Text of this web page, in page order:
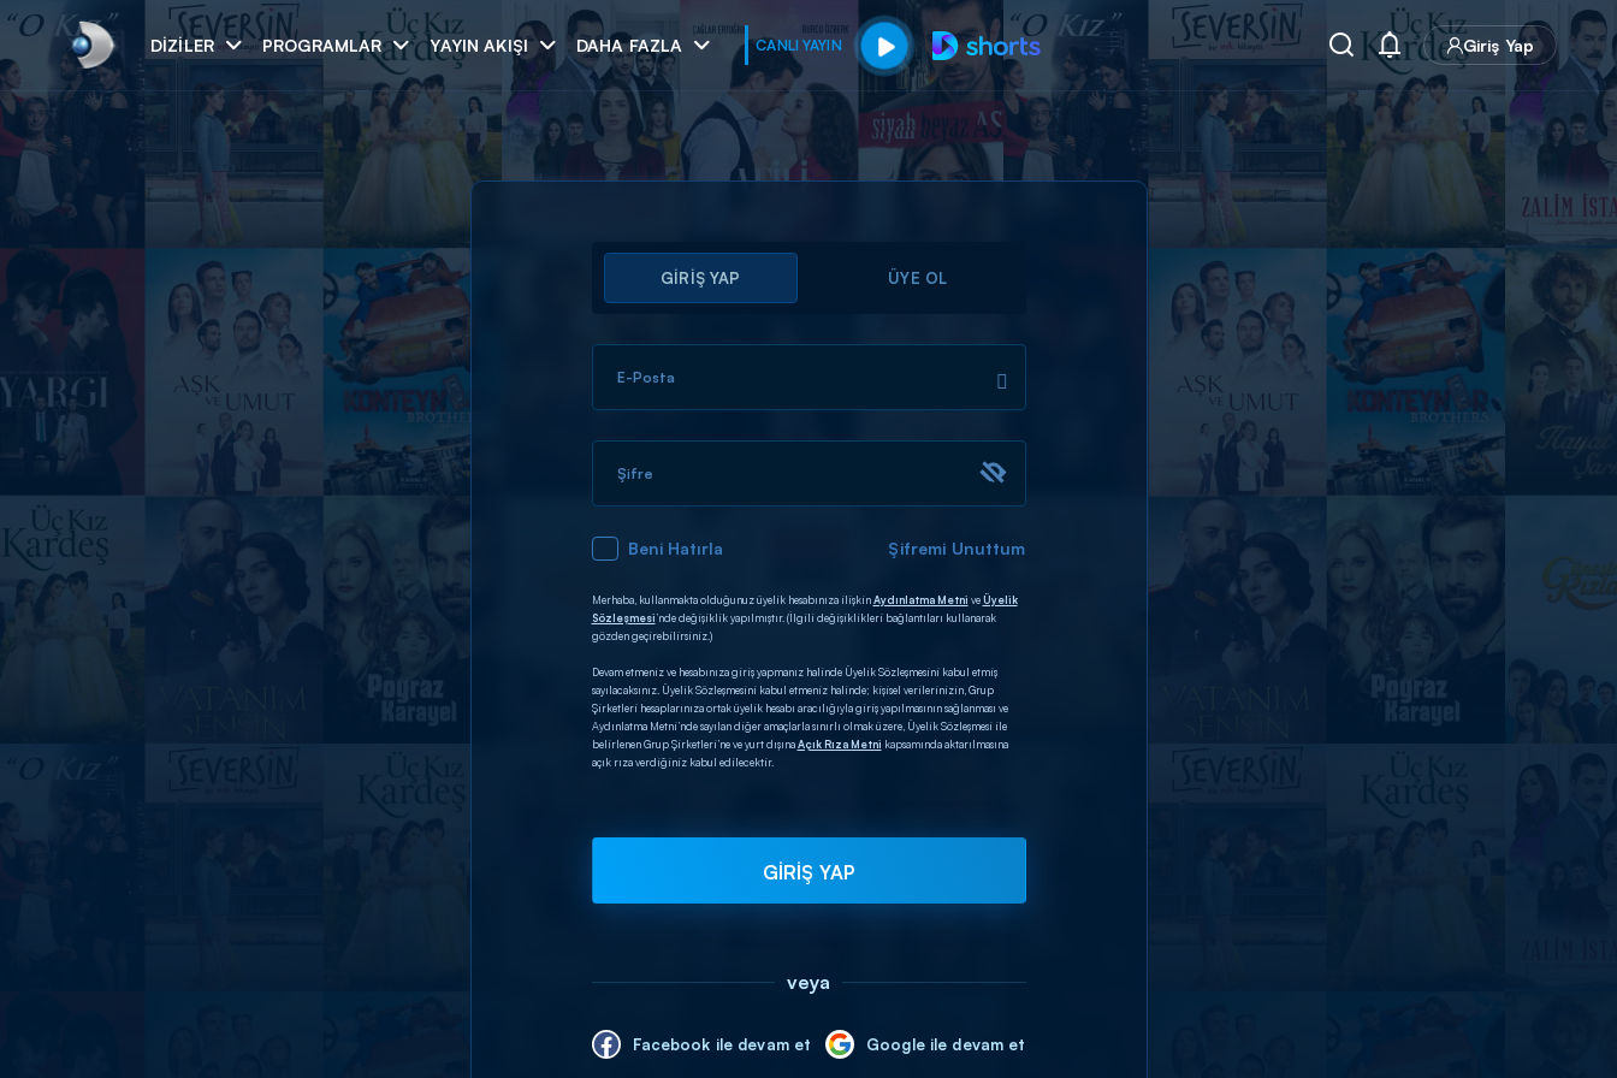
DIZILER PROGRAMLAR YAYIN AKIŞI DAHA FAZLA CANLI YAYIN Giriş Yap
Arama
ARAMA SONUÇLARI
GİRİŞ YAP ÜYE OL
E-Posta
Şifre
Beni Hatırla Şifremi Unuttum
Merhaba, kullanmakta olduğunuz üyelik hesabınıza ilişkinAydınlatma Metni veÜyelik
Sözleşmesi’nde değişiklik yapılmıştır. (İlgili değişiklikleri bağlantıları kullanarak
gözden geçirebilirsiniz.)
Devam etmeniz ve hesabınıza giriş yapmanız halinde Üyelik Sözleşmesini kabul etmiş
sayılacaksınız. Üyelik Sözleşmesini kabul etmeniz halinde; kişisel verilerinizin, Grup
Şirketleri hesaplarınıza ortak üyelik hesabı aracılığıyla giriş yapılmasının sağlanması ve
Aydınlatma Metni’nde sayılan diğer amaçlarla sınırlı olmak üzere, Üyelik Sözleşmesi ile
belirlenen Grup Şirketleri’ne ve yurt dışınaAçık Rıza Metni kapsamında aktarılmasına
açık rıza verdiğiniz kabul edilecektir.
GİRİŞ YAP
veya
Facebook ile devam et Google ile devam et